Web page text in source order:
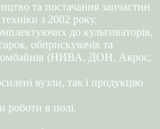
та постачання запчастин
з 2002 року.
до культиваторів,
обприскувачів та
(НИВА, ДОН, Акрос,
вузли, так і продукцію
роботи в полі.